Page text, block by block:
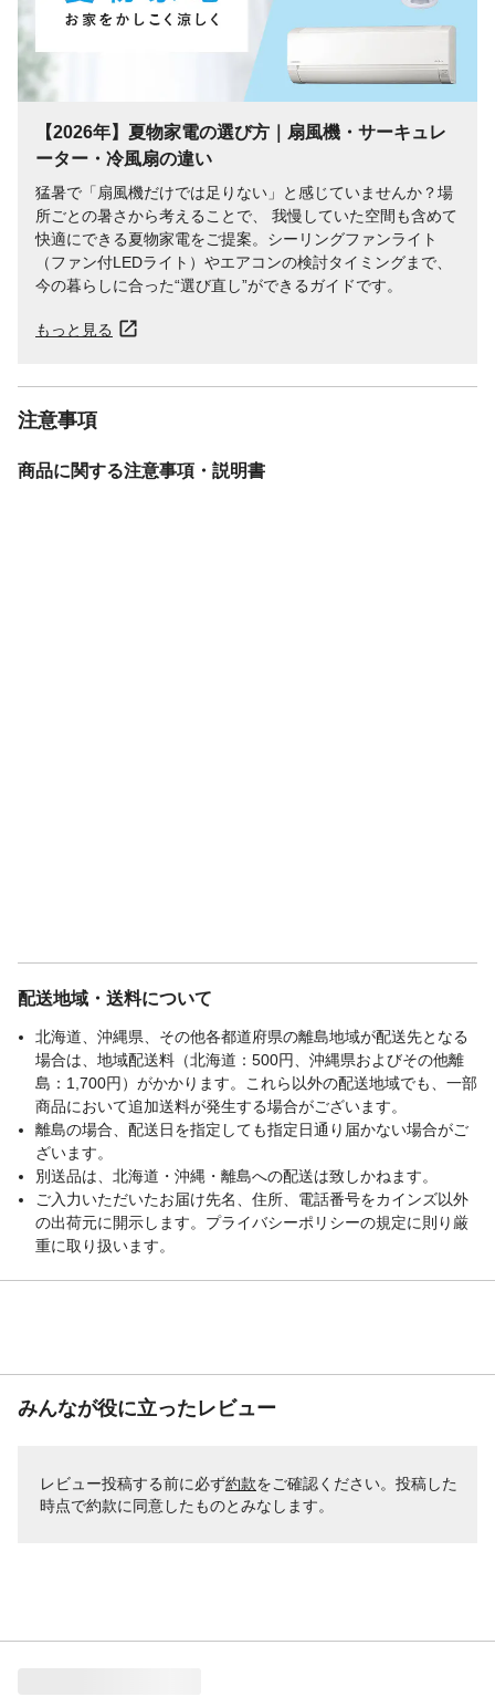
【2026年】夏物家電の選び方｜扇風機・サーキュレ
ーター・冷風扇の違い
猛暑で「扇風機だけでは足りない」と感じていませんか？場
所ごとの暑さから考えることで、 我慢していた空間も含めて
快適にできる夏物家電をご提案。シーリングファンライト
（ファン付LEDライト）やエアコンの検討タイミングまで、
今の暮らしに合った“選び直し”ができるガイドです。
もっと見る
注意事項
商品に関する注意事項・説明書
配送地域・送料について
北海道、沖縄県、その他各都道府県の離島地域が配送先となる
場合は、地域配送料（北海道：500円、沖縄県およびその他離
島：1,700円）がかかります。これら以外の配送地域でも、一部
商品において追加送料が発生する場合がございます。
離島の場合、配送日を指定しても指定日通り届かない場合がご
ざいます。
別送品は、北海道・沖縄・離島への配送は致しかねます。
ご入力いただいたお届け先名、住所、電話番号をカインズ以外
の出荷元に開示します。プライバシーポリシーの規定に則り厳
重に取り扱います。
みんなが役に立ったレビュー
レビュー投稿する前に必ず約款をご確認ください。投稿した
時点で約款に同意したものとみなします。